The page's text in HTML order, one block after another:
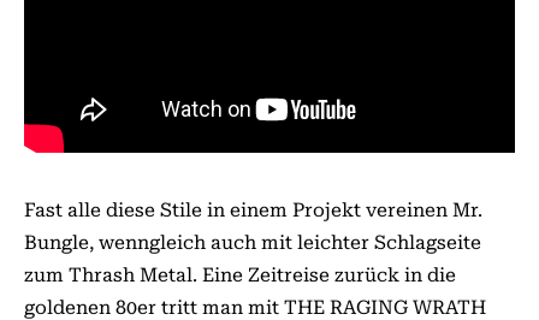
Fast alle diese Stile in einem Projekt vereinen Mr.
Bungle, wenngleich auch mit leichter Schlagseite
zum Thrash Metal. Eine Zeitreise zurück in die
goldenen 80er tritt man mit THE RAGING WRATH